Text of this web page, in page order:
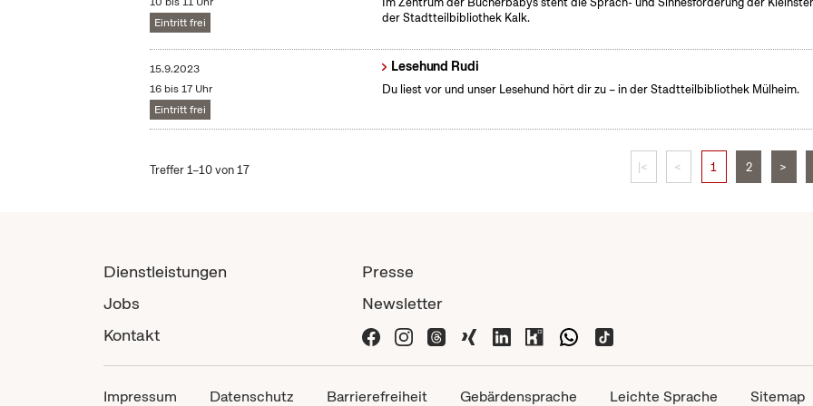
Eintritt frei
der Stadtteilbibliothek Kalk.
15.9.2023
16 bis 17 Uhr
Eintritt frei
Lesehund Rudi
Du liest vor und unser Lesehund hört dir zu – in der Stadtteilbibliothek Mülheim.
Treffer 1–10 von 17 |< < 1 2 >
Dienstleistungen
Jobs
Kontakt
Presse
Newsletter
Impressum Datenschutz Barrierefreiheit Gebärdensprache Leichte Sprache Sitemap